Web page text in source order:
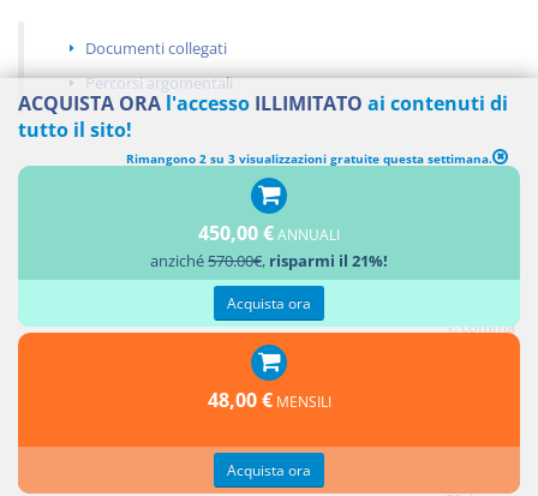
Documenti collegati
Percorsi argomentali
MODIFICHE ALLA DISCIPLINA DELLA CESSIONE DEI CREDITI DI
1, comma
febbraio
ACQUISTA ORA l'accesso ILLIMITATO ai contenuti di
tutto il sito!
Rimangono 2 su 3 visualizzazioni gratuite questa settimana.
450,00 €ANNUALI
anziché570.00€, risparmi il 21%!
Acquista ora
48,00 € MENSILI
Acquista ora